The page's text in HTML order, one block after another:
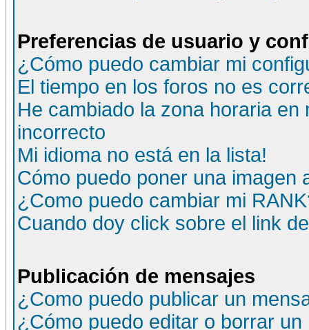
Preferencias de usuario y
¿Cómo puedo cambiar mi
El tiempo en los foros no es
He cambiado la zona horaria
incorrecto
Mi idioma no está en la lista!
Cómo puedo poner una imagen
¿Como puedo cambiar mi
Cuando doy click sobre el link
Publicación de mensajes
¿Como puedo publicar un
¿Cómo puedo editar o borrar un